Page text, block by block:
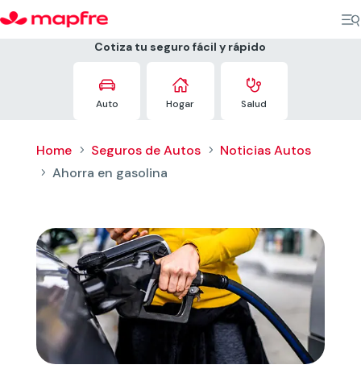
Cotiza tu seguro fácil y rápido

Auto

Hogar

Salud
Home 5 Seguros de Autos 5 Noticias Autos
5 Ahorra en gasolina